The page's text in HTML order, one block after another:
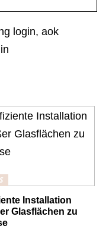
login, aok
Installation
Glasflächen zu